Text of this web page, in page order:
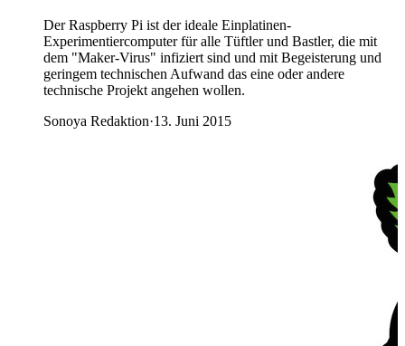
Der Raspberry Pi ist der ideale Einplatinen-
Experimentiercomputer für alle Tüftler und Bastler, die mit
dem "Maker-Virus" infiziert sind und mit Begeisterung und
geringem technischen Aufwand das eine oder andere
technische Projekt angehen wollen.
Sonoya Redaktion·13. Juni 2015